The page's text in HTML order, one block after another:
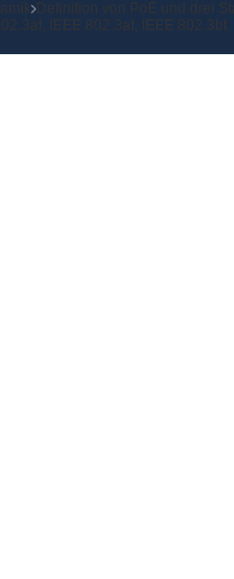
Definition von PoE und drei
IEEE 802.3at, IEEE 802.3bt